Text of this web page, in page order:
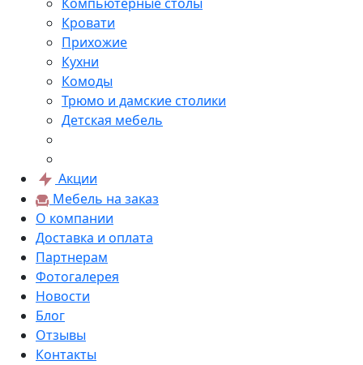
Кровати
Прихожие
Кухни
Комоды
Трюмо и дамские столики
Детская мебель
Акции
Мебель на заказ
О компании
Доставка и оплата
Партнерам
Фотогалерея
Новости
Блог
Отзывы
Контакты